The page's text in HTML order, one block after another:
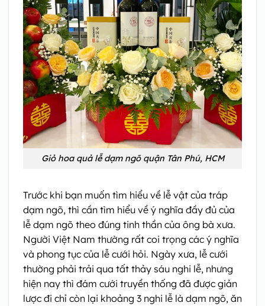
Giỏ hoa quả lễ dạm ngõ quận Tân Phú, HCM
Trước khi bạn muốn tìm hiểu về lễ vật của tráp
dạm ngõ, thì cần tìm hiểu về ý nghĩa đầy đủ của
lễ dạm ngõ theo đúng tinh thần của ông bà xưa.
Người Việt Nam thường rất coi trọng các ý nghĩa
và phong tục của lễ cưới hỏi. Ngày xưa, lễ cưới
thường phải trải qua tất thảy sáu nghi lễ, nhưng
hiện nay thì đám cưới truyền thống đã được giản
lược đi chỉ còn lại khoảng 3 nghi lễ là dạm ngõ, ăn